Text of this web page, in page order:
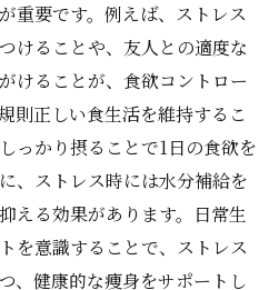
重要です。例えば、ストレス
けることや、友人との適度な
けることが、食欲コントロー
則正しい食生活を維持するこ
っかり摂ることで1日の食欲を
、ストレス時には水分補給を
える効果があります。日常生
を意識することで、ストレス
、健康的な痩身をサポートし